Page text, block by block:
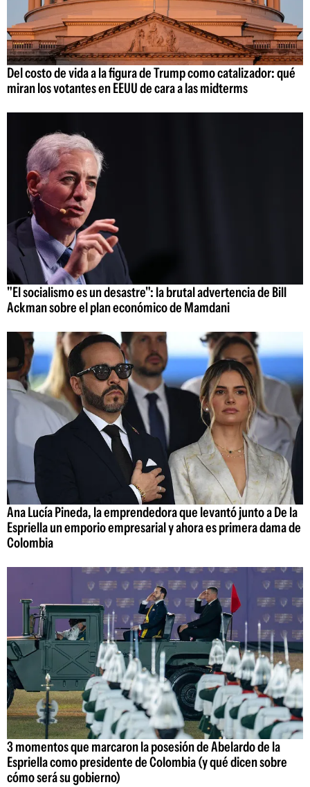
Del costo de vida a la figura de Trump como catalizador: qué
miran los votantes en EEUU de cara a las midterms
"El socialismo es un desastre": la brutal advertencia de Bill
Ackman sobre el plan económico de Mamdani
Ana Lucía Pineda, la emprendedora que levantó junto a De la
Espriella un emporio empresarial y ahora es primera dama de
Colombia
3 momentos que marcaron la posesión de Abelardo de la
Espriella como presidente de Colombia (y qué dicen sobre
cómo será su gobierno)